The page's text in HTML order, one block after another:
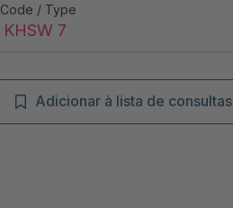
Code / Type
Adicionar à lista de consultas